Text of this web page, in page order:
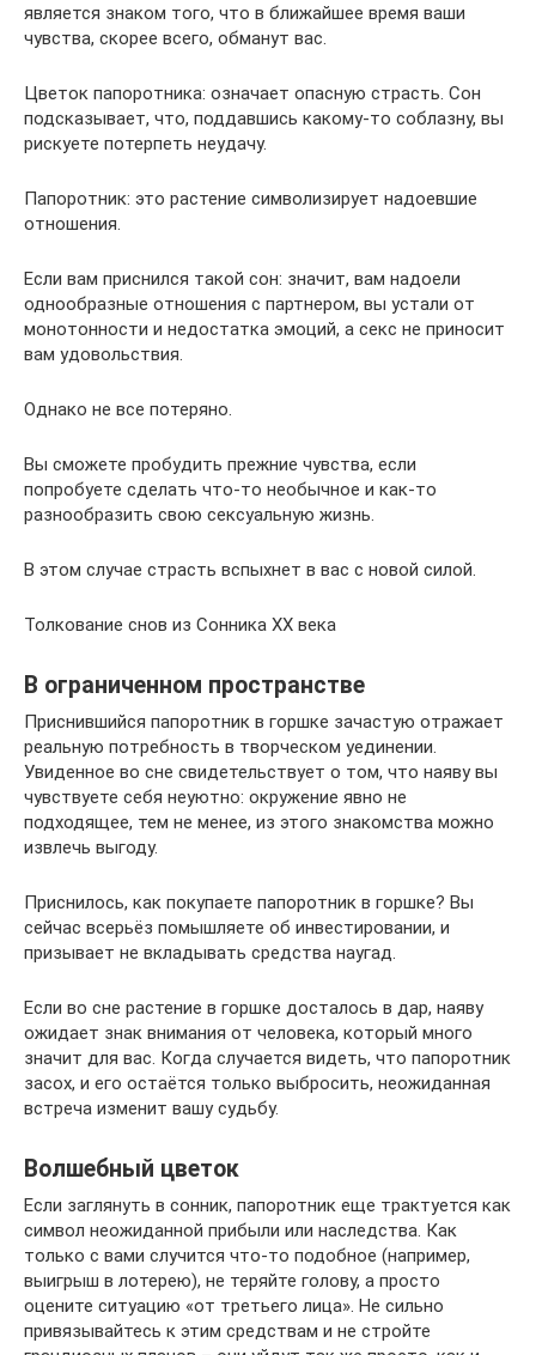
является знаком того, что в ближайшее время ваши
чувства, скорее всего, обманут вас.
Цветок папоротника: означает опасную страсть. Сон
подсказывает, что, поддавшись какому-то соблазну, вы
рискуете потерпеть неудачу.
Папоротник: это растение символизирует надоевшие
отношения.
Если вам приснился такой сон: значит, вам надоели
однообразные отношения с партнером, вы устали от
монотонности и недостатка эмоций, а секс не приносит
вам удовольствия.
Однако не все потеряно.
Вы сможете пробудить прежние чувства, если
попробуете сделать что-то необычное и как-то
разнообразить свою сексуальную жизнь.
В этом случае страсть вспыхнет в вас с новой силой.
Толкование снов из Сонника ХХ века
В ограниченном пространстве
Приснившийся папоротник в горшке зачастую отражает
реальную потребность в творческом уединении.
Увиденное во сне свидетельствует о том, что наяву вы
чувствуете себя неуютно: окружение явно не
подходящее, тем не менее, из этого знакомства можно
извлечь выгоду.
Приснилось, как покупаете папоротник в горшке? Вы
сейчас всерьёз помышляете об инвестировании, и
призывает не вкладывать средства наугад.
Если во сне растение в горшке досталось в дар, наяву
ожидает знак внимания от человека, который много
значит для вас. Когда случается видеть, что папоротник
засох, и его остаётся только выбросить, неожиданная
встреча изменит вашу судьбу.
Волшебный цветок
Если заглянуть в сонник, папоротник еще трактуется как
символ неожиданной прибыли или наследства. Как
только с вами случится что-то подобное (например,
выигрыш в лотерею), не теряйте голову, а просто
оцените ситуацию «от третьего лица». Не сильно
привязывайтесь к этим средствам и не стройте